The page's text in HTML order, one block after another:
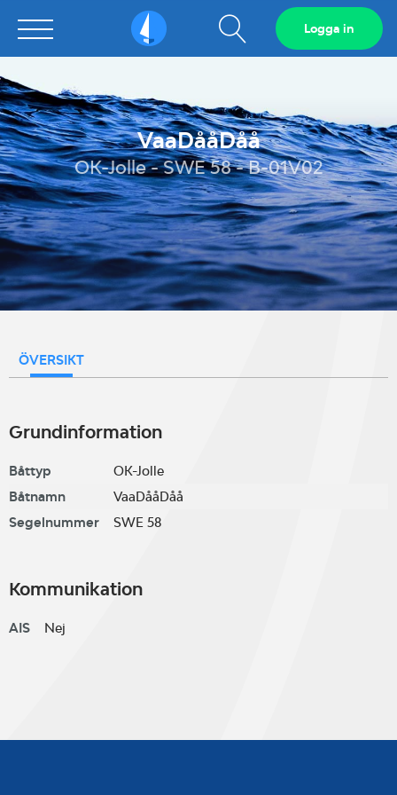
Sailarena Visa
sökfält
Logga in
VaaDååDåå
OK-Jolle - SWE 58 - B-01V02
ÖVERSIKT
Grundinformation
Båttyp
OK-Jolle
Båtnamn
VaaDååDåå
Segelnummer
SWE 58
Kommunikation
AIS Nej